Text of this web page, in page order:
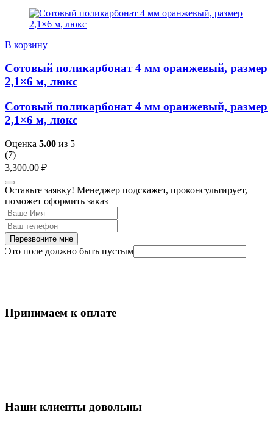
В корзину
Сотовый поликарбонат 4 мм оранжевый, размер
2,1×6 м, люкс
Сотовый поликарбонат 4 мм оранжевый, размер
2,1×6 м, люкс
Оценка 5.00 из 5
(7)
3,300.00 ₽
Оставьте заявку! Менеджер подскажет, проконсультирует,
поможет оформить заказ
Перезвоните мне
Это поле должно быть пустым
Принимаем к оплате
Наши клиенты довольны